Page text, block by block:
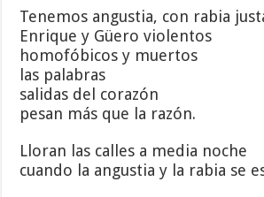
Tenemos angustia, con rabia
Enrique y Güero violentos
homofóbicos y muertos
las palabras
salidas del corazón
pesan más que la razón.
Lloran las calles a media noche
cuando la angustia y la rabia se